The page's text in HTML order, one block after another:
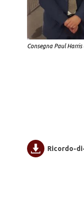
Consegna Paul
Ricordo-